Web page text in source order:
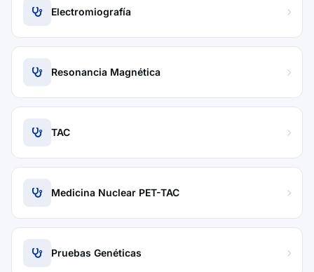
Electromiografía
Resonancia Magnética
TAC
Medicina Nuclear PET-TAC
Pruebas Genéticas